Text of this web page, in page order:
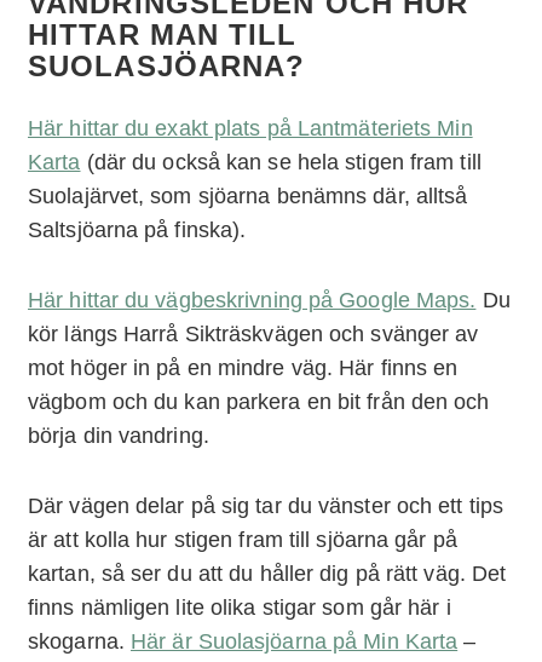
HITTAR MAN TILL
SUOLASJÖARNA?
Här hittar du exakt plats på Lantmäteriets Min
Karta (där du också kan se hela stigen fram till
Suolajärvet, som sjöarna benämns där, alltså
Saltsjöarna på finska).
Här hittar du vägbeskrivning på Google Maps. Du
kör längs Harrå Sikträskvägen och svänger av
mot höger in på en mindre väg. Här finns en
vägbom och du kan parkera en bit från den och
börja din vandring.
Där vägen delar på sig tar du vänster och ett tips
är att kolla hur stigen fram till sjöarna går på
kartan, så ser du att du håller dig på rätt väg. Det
finns nämligen lite olika stigar som går här i
skogarna. Här är Suolasjöarna på Min Karta –